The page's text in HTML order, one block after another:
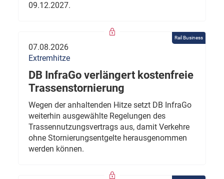
09.12.2027.
Rail Business
07.08.2026
Extremhitze
DB InfraGo verlängert kostenfreie
Trassenstornierung
Wegen der anhaltenden Hitze setzt DB InfraGo
weiterhin ausgewählte Regelungen des
Trassennutzungsvertrags aus, damit Verkehre
ohne Stornierungsentgelte herausgenommen
werden können.